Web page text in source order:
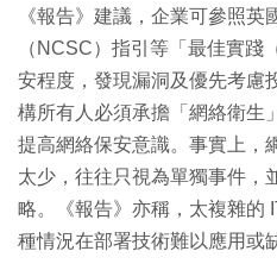
《報告》建議，企業可參照英
（NCSC）指引等「最佳實踐
安程度，發現漏洞及優先考慮
構所有人必須承擔「網絡衛生
提高網絡保安意識。事實上，
太少，往往只視為單獨事件，
略。《報告》亦稱，太複雜的
種情況在部署技術難以應用或